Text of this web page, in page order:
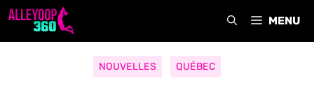
Aller
MENU
NOUVELLES QUÉBEC